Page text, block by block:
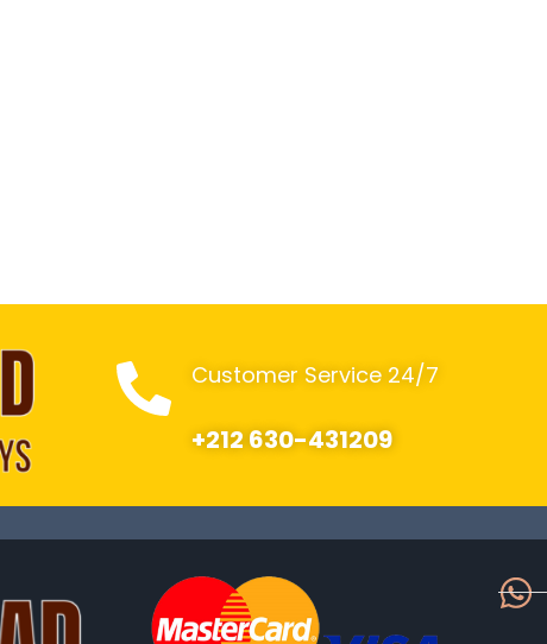
Customer Service 24/7
+212 630-431209